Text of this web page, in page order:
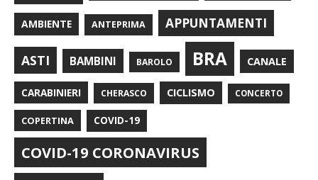
AMBIENTE ANTEPRIMA APPUNTAMENTI
ASTI BAMBINI BAROLO BRA CANALE
CARABINIERI CHERASCO CICLISMO CONCERTO
COPERTINA COVID-19
COVID-19 CORONAVIRUS